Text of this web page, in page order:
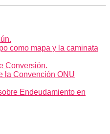
como mapa y la caminata
Conversión.
la Convención ONU
Endeudamiento en